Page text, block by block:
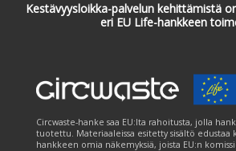
Kestävyysloikka-palvelun kehittämistä
eri EU Life-hankkeen
Circwaste-hanke saa EU:lta rahoitusta, jolla
tuotettu. Materiaaleissa esitetty sisältö edustaa
hankkeen omia näkemyksiä, joista EU:n